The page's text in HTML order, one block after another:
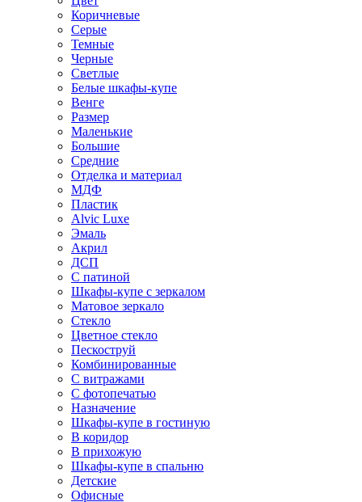
Коричневые
Серые
Темные
Черные
Светлые
Белые шкафы-купе
Венге
Размер
Маленькие
Большие
Средние
Отделка и материал
МДФ
Пластик
Alvic Luxe
Эмаль
Акрил
ДСП
С патиной
Шкафы-купе с зеркалом
Матовое зеркало
Стекло
Цветное стекло
Пескоструй
Комбинированные
С витражами
С фотопечатью
Назначение
Шкафы-купе в гостиную
В коридор
В прихожую
Шкафы-купе в спальню
Детские
Офисные